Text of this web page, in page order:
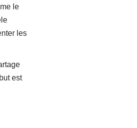
le
les
est